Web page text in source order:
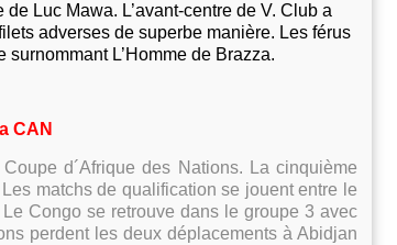
Luc Mawa. L’avant-centre de V. Club a
adverses de superbe manière. Les férus
L’Homme de Brazza.
CAN
d´Afrique des Nations. La cinquième
matchs de qualification se jouent entre le
Congo se retrouve dans le groupe 3 avec
perdent les deux déplacements à Abidjan